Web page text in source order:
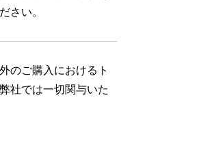
さい。
のご購入におけるト
社では一切関与いた